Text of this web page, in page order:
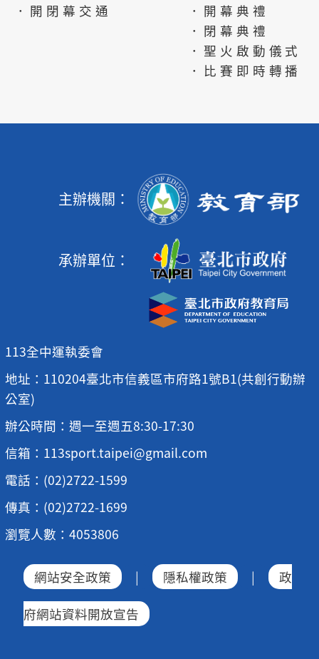
．開閉幕交通
．開幕典禮
．閉幕典禮
．聖火啟動儀式
．比賽即時轉播
主辦機關：
承辦單位：
113全中運執委會
地址：110204臺北市信義區市府路1號B1(共創行動辦
公室)
辦公時間：週一至週五8:30-17:30
信箱：113sport.taipei@gmail.com
電話：(02)2722-1599
傳真：(02)2722-1699
瀏覽人數：4053806
網站安全政策 | 隱私權政策 | 政
府網站資料開放宣告